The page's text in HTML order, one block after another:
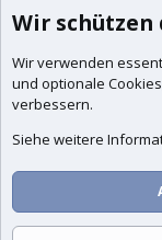
Wir
Wir verwenden
und optionale
verbessern.
Siehe weitere